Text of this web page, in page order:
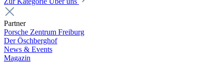
Partner
Porsche Zentrum Freiburg
Der Öschberghof
News & Events
Magazin